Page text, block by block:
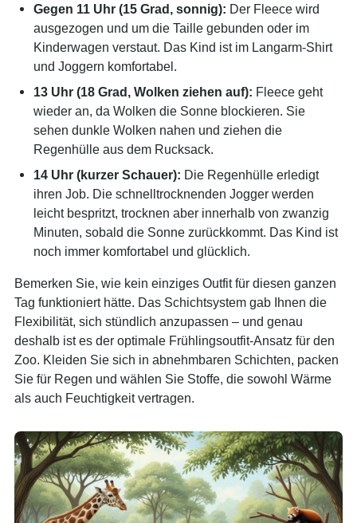
Gegen 11 Uhr (15 Grad, sonnig): Der Fleece wird
ausgezogen und um die Taille gebunden oder im
Kinderwagen verstaut. Das Kind ist im Langarm-Shirt
und Joggern komfortabel.
13 Uhr (18 Grad, Wolken ziehen auf): Fleece geht
wieder an, da Wolken die Sonne blockieren. Sie
sehen dunkle Wolken nahen und ziehen die
Regenhülle aus dem Rucksack.
14 Uhr (kurzer Schauer): Die Regenhülle erledigt
ihren Job. Die schnelltrocknenden Jogger werden
leicht bespritzt, trocknen aber innerhalb von zwanzig
Minuten, sobald die Sonne zurückkommt. Das Kind ist
noch immer komfortabel und glücklich.
Bemerken Sie, wie kein einziges Outfit für diesen ganzen
Tag funktioniert hätte. Das Schichtsystem gab Ihnen die
Flexibilität, sich stündlich anzupassen – und genau
deshalb ist es der optimale Frühlingsoutfit-Ansatz für den
Zoo. Kleiden Sie sich in abnehmbaren Schichten, packen
Sie für Regen und wählen Sie Stoffe, die sowohl Wärme
als auch Feuchtigkeit vertragen.